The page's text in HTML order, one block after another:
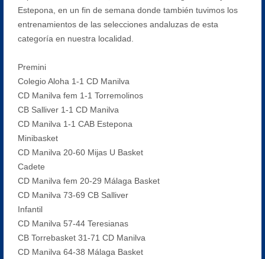
Estepona, en un fin de semana donde también tuvimos los
entrenamientos de las selecciones andaluzas de esta
categoría en nuestra localidad.
Premini
Colegio Aloha 1-1 CD Manilva
CD Manilva fem 1-1 Torremolinos
CB Salliver 1-1 CD Manilva
CD Manilva 1-1 CAB Estepona
Minibasket
CD Manilva 20-60 Mijas U Basket
Cadete
CD Manilva fem 20-29 Málaga Basket
CD Manilva 73-69 CB Salliver
Infantil
CD Manilva 57-44 Teresianas
CB Torrebasket 31-71 CD Manilva
CD Manilva 64-38 Málaga Basket